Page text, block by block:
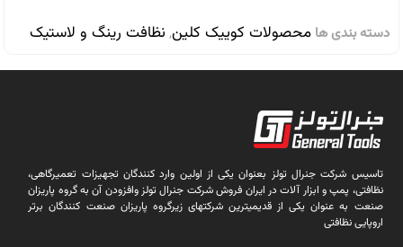
دسته بندی ها محصولات کوییک کلین, نظافت رینگ و لاستیک
تاسیس شرکت جنرال تولز بعنوان یکی از اولین وارد کنندگان تجهیزات تعمیرگاهی،
نظافتی، پمپ و ابزار آلات در ایران فروش شرکت جنرال تولز وافزودن آن به گروه پاریزان
صنعت به عنوان یکی از قدیمیترین شرکتهای زیرگروه پاریزان صنعت کنندگان برتر
اروپایی نظافتی